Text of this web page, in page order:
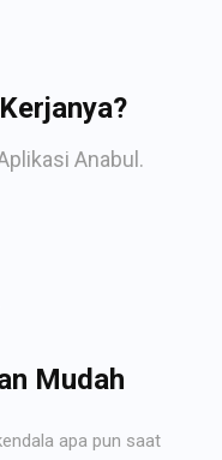
Anabul.
Mudah
apa pun saat